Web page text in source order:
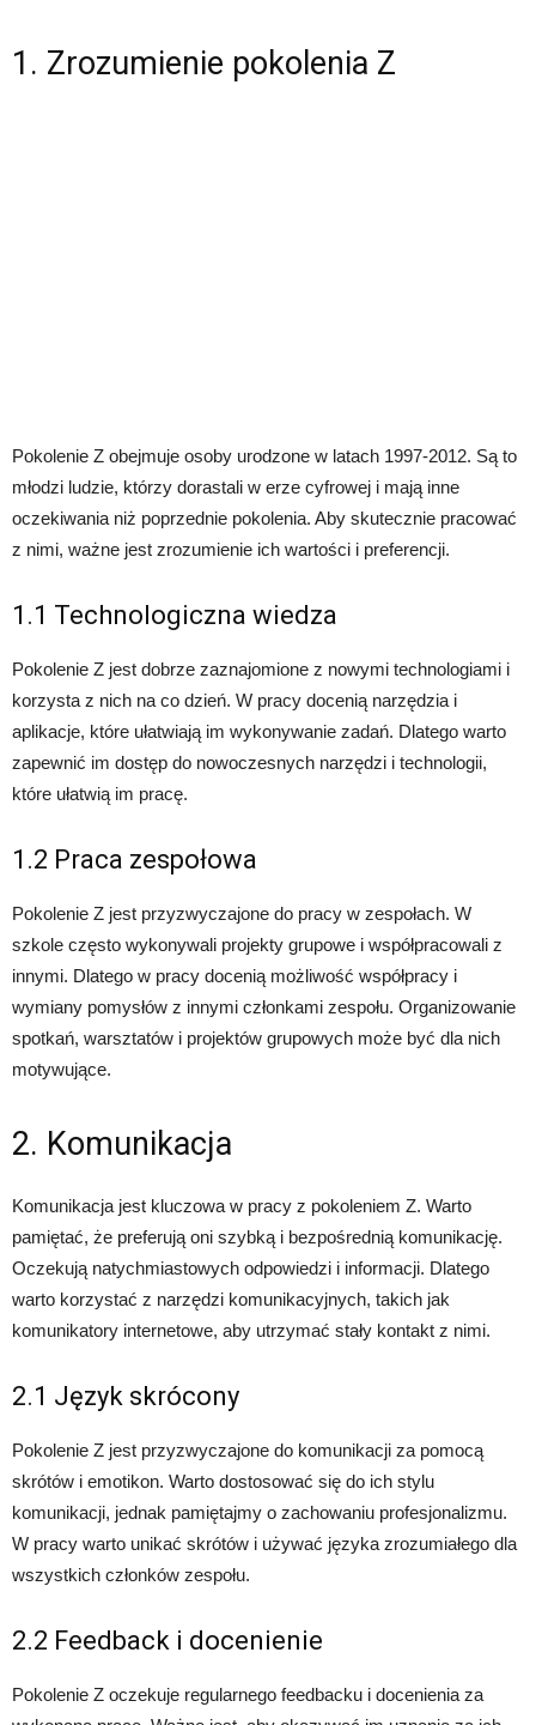
1. Zrozumienie pokolenia Z
Pokolenie Z obejmuje osoby urodzone w latach 1997-2012. Są to
młodzi ludzie, którzy dorastali w erze cyfrowej i mają inne
oczekiwania niż poprzednie pokolenia. Aby skutecznie pracować
z nimi, ważne jest zrozumienie ich wartości i preferencji.
1.1 Technologiczna wiedza
Pokolenie Z jest dobrze zaznajomione z nowymi technologiami i
korzysta z nich na co dzień. W pracy docenią narzędzia i
aplikacje, które ułatwiają im wykonywanie zadań. Dlatego warto
zapewnić im dostęp do nowoczesnych narzędzi i technologii,
które ułatwią im pracę.
1.2 Praca zespołowa
Pokolenie Z jest przyzwyczajone do pracy w zespołach. W
szkole często wykonywali projekty grupowe i współpracowali z
innymi. Dlatego w pracy docenią możliwość współpracy i
wymiany pomysłów z innymi członkami zespołu. Organizowanie
spotkań, warsztatów i projektów grupowych może być dla nich
motywujące.
2. Komunikacja
Komunikacja jest kluczowa w pracy z pokoleniem Z. Warto
pamiętać, że preferują oni szybką i bezpośrednią komunikację.
Oczekują natychmiastowych odpowiedzi i informacji. Dlatego
warto korzystać z narzędzi komunikacyjnych, takich jak
komunikatory internetowe, aby utrzymać stały kontakt z nimi.
2.1 Język skrócony
Pokolenie Z jest przyzwyczajone do komunikacji za pomocą
skrótów i emotikon. Warto dostosować się do ich stylu
komunikacji, jednak pamiętajmy o zachowaniu profesjonalizmu.
W pracy warto unikać skrótów i używać języka zrozumiałego dla
wszystkich członków zespołu.
2.2 Feedback i docenienie
Pokolenie Z oczekuje regularnego feedbacku i docenienia za